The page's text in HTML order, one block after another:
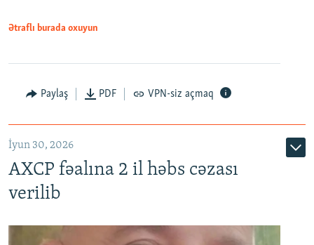
Ətraflı burada oxuyun
Paylaş PDF VPN-siz açmaq
İyun 30, 2026
AXCP fəalına 2 il həbs cəzası
verilib